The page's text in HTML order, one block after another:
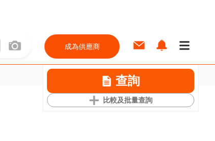
成為供應商
查詢
比較及批量查詢